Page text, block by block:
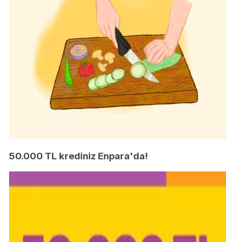
50.000 TL krediniz Enpara'da!